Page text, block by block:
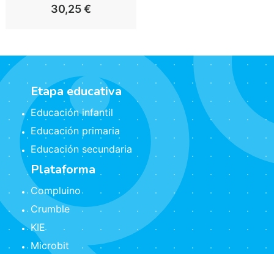
30,25 €
Etapa educativa
Educación infantil
Educación primaria
Educación secundaria
Plataforma
Compluino
Crumble
KIE
Microbit